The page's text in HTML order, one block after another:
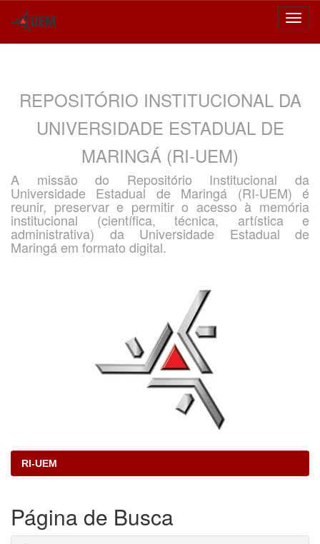
REPOSITÓRIO INSTITUCIONAL DA
UNIVERSIDADE ESTADUAL DE
MARINGÁ (RI-UEM)
A missão do Repositório Institucional da
Universidade Estadual de Maringá (RI-UEM) é
reunir, preservar e permitir o acesso à memória
institucional (científica, técnica, artística e
administrativa) da Universidade Estadual de
Maringá em formato digital.
RI-UEM
Página de Busca